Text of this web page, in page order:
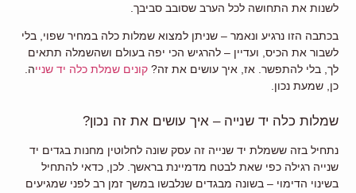
לשנות את התחושה לכל הערב שסובב סביבך.
בכתבה הזו נרגיע ונאמר – שניתן למצוא שמלות כלה במחיר שפוי, בלי
לשבור את הכיס, ועדיין – להרגיש הכי יפה בעולם ושהשמלה תתאים
לך, בלי להתפשר. אז, איך עושים את זה?קונים שמלת כלה יד שנייה.
כן, שמעת נכון.
שמלות כלה יד שנייה – איך עושים את זה נכון?
נתחיל בזה ששמלת יד שנייה זה עסק שונה לחלוטין מחנות בגדים יד
שנייה רגילה כפי שאת לבטח מדמיינת בראשך. לכן, כדאי להתחיל
בשינוי הדימוי – בשונה מבגדים שנלבשו במשך זמן רב לפני שמגיעים